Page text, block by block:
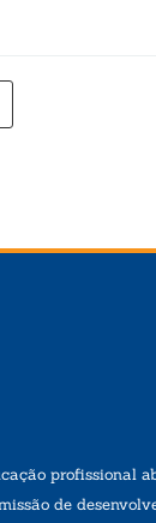
profissional
de